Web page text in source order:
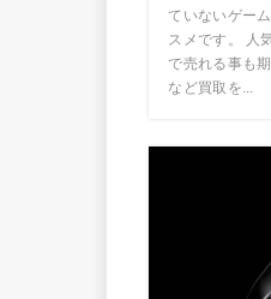
ていないゲー
スメです。 人
で売れる事も
など買取を...